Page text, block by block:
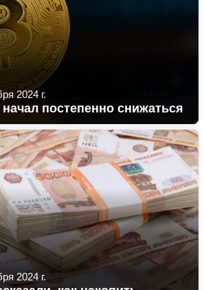
2024 г.
постепенно снижаться
2024 г.